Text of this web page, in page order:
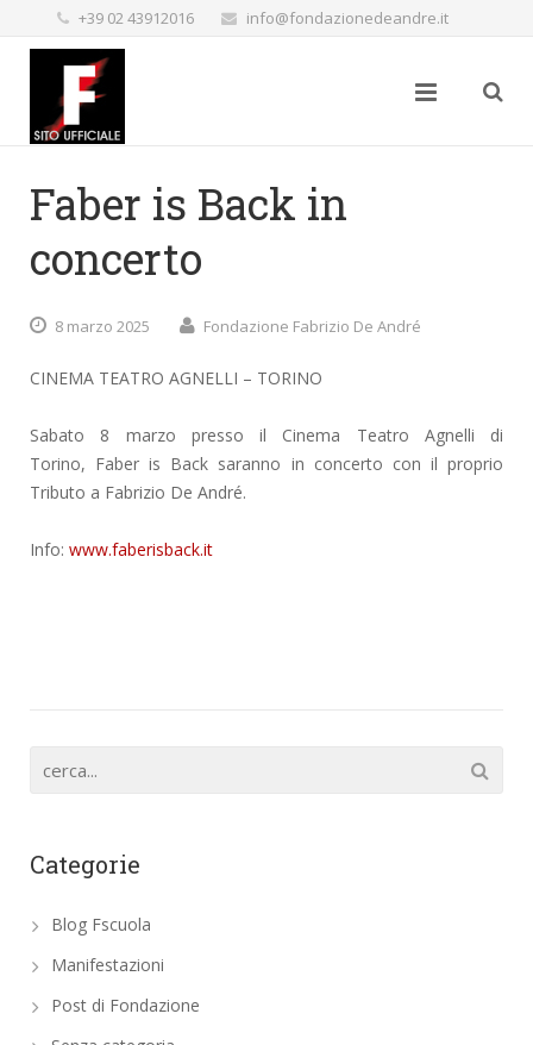
+39 02 43912016 info@fondazionedeandre.it
Faber is Back in
concerto
8 marzo 2025 Fondazione Fabrizio De André
CINEMA TEATRO AGNELLI – TORINO
Sabato 8 marzo presso il Cinema Teatro Agnelli di
Torino, Faber is Back saranno in concerto con il proprio
Tributo a Fabrizio De André.
Info: www.faberisback.it
Categorie
Blog Fscuola
Manifestazioni
Post di Fondazione